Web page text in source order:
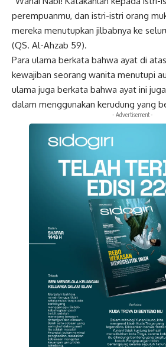
perempuanmu, dan istri-istri orang
mereka menutupkan jilbabnya ke
(QS. Al-Ahzab 59).
Para ulama berkata bahwa ayat di
kewajiban seorang wanita menutupi
ulama juga berkata bahwa ayat ini
dalam menggunakan kerudung yang
- Advertisement -